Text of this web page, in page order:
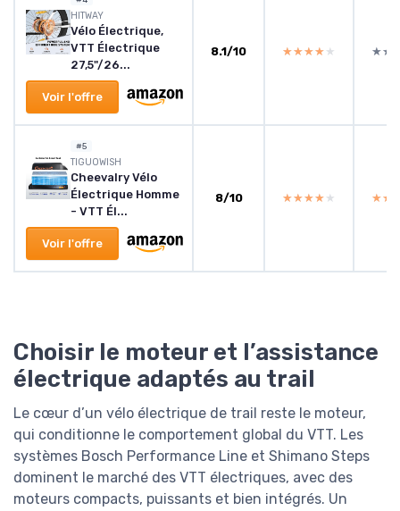
HITWAY
Vélo Électrique,
VTT Électrique
27,5"/26...
Voir l'offre
8.1/10 ★★★★★
★★★★★
#5
TIGUOWISH
Cheevalry Vélo
Électrique Homme
- VTT Él...
Voir l'offre
8/10 ★★★★★
★★★★★
Choisir le moteur et l’assistance
électrique adaptés au trail
Le cœur d’un vélo électrique de trail reste le moteur,
qui conditionne le comportement global du VTT. Les
systèmes Bosch Performance Line et Shimano Steps
dominent le marché des VTT électriques, avec des
moteurs compacts, puissants et bien intégrés. Un